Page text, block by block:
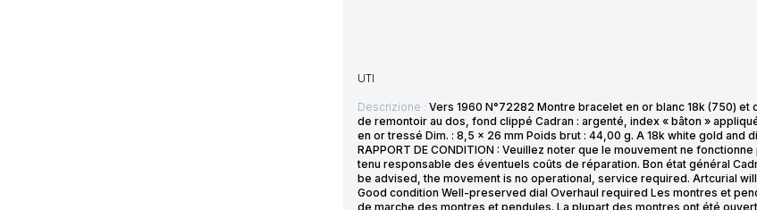
UTI
Descrizione : Vers 1960 N°72282 Montre bracelet en or blanc 18k (750)
de remontoir au dos, fond clippé Cadran : argenté, index « bâton »
en or tressé Dim. : 8,5 x 26 mm Poids brut : 44,00 g. A 18k white gold and
RAPPORT DE CONDITION : Veuillez noter que le mouvement ne
tenu responsable des éventuels coûts de réparation. Bon état général
be advised, the movement is no operational, service required. Artcurial
Good condition Well-preserved dial Overhaul required Les montres et
de marche des montres et pendules. La plupart des montres ont été